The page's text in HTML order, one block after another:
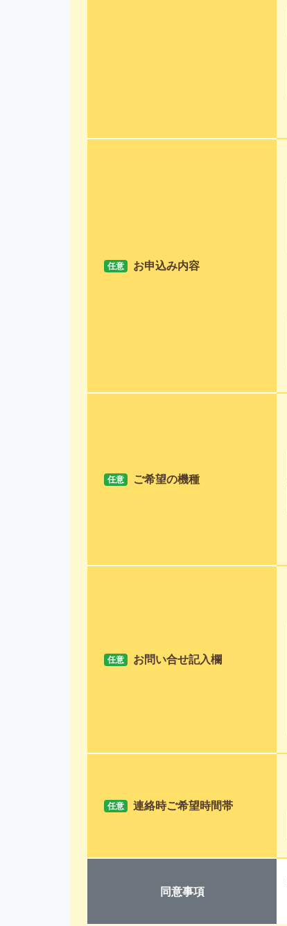
任意 お申込み内容
任意 ご希望の機種
任意 お問い合せ記入欄
任意 連絡時ご希望時間帯
同意事項